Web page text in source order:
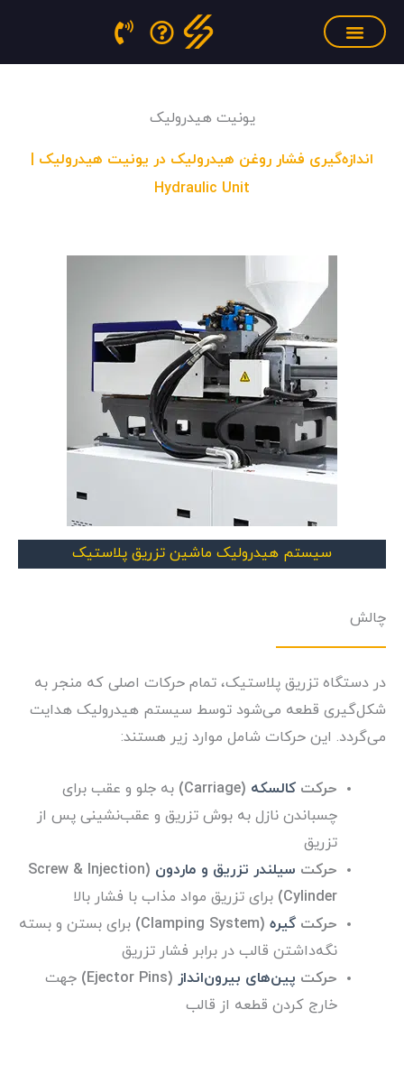
رفتن
یونیت هیدرولیک
اندازه‌گیری فشار روغن هیدرولیک در یونیت هیدرولیک |
Hydraulic Unit
چالش
در دستگاه تزریق پلاستیک، تمام حرکات اصلی که منجر به
شکل‌گیری قطعه می‌شود توسط سیستم هیدرولیک هدایت
می‌گردد. این حرکات شامل موارد زیر هستند:
حرکت کالسکه (Carriage)
به جلو و عقب برای
چسباندن نازل به بوش تزریق و عقب‌نشینی پس از
تزریق
حرکت سیلندر تزریق و ماردون
(Screw & Injection
Cylinder)
برای تزریق مواد مذاب با فشار بالا
حرکت گیره (Clamping System)
برای بستن و بسته
نگه‌داشتن قالب در برابر فشار تزریق
حرکت پین‌های بیرون‌انداز (Ejector Pins)
جهت
خارج کردن قطعه از قالب
سیستم هیدرولیک ماشین تزریق پلاستیک